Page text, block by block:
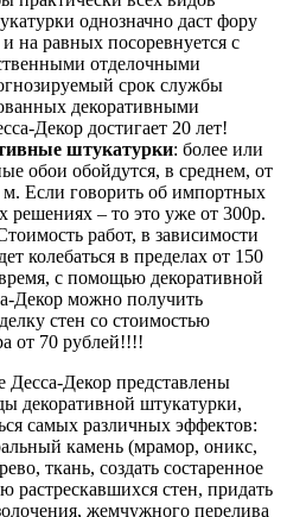
однозначно даст фору
на равных посоревнуется с
отделочными
срок службы
декоративными
Декор достигает 20 лет!
штукатурки: более или
обои обойдутся, в среднем, от
м. Если говорить об импортных
решениях – то это уже от 300р.
работ, в зависимости
колебаться в пределах от 150
с помощью декоративной
Декор можно получить
стен со стоимостью
от 70 рублей!!!!
Десса-Декор представлены
декоративной штукатурки,
самых различных эффектов:
камень (мрамор, оникс,
ткань, создать состаренное
стен, придать
жемчужного перелива